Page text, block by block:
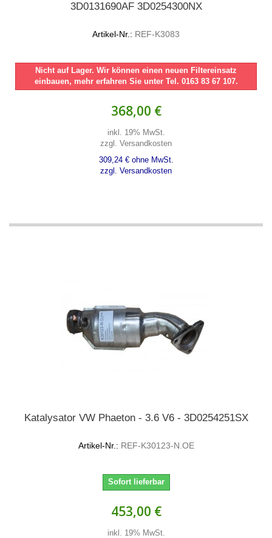
3D0131690AF 3D0254300NX
Artikel-Nr.: REF-K3083
Nicht auf Lager. Wir können einen neuen Filtereinsatz
einbauen, mehr erfahren Sie unter Tel. 0163 83 67 107.
368,00 €
inkl. 19% MwSt.
zzgl. Versandkosten
309,24 € ohne MwSt.
zzgl. Versandkosten
Katalysator VW Phaeton - 3.6 V6 - 3D0254251SX
Artikel-Nr.: REF-K30123-N.OE
Sofort lieferbar
453,00 €
inkl. 19% MwSt.